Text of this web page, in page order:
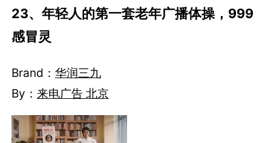
23、年轻人的第一套老年广播体操，999
感冒灵
Brand：华润三九
By：来电广告 北京